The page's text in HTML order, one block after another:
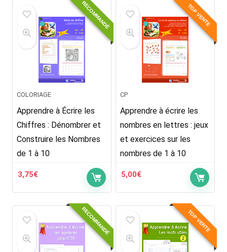
RECOMMANDÉ
COLORIAGE
Apprendre à Écrire les
Chiffres : Dénombrer et
Construire les Nombres
de 1 à 10
3,75€
TOP VENTE
CP
Apprendre à écrire les
nombres en lettres : jeux
et exercices sur les
nombres de 1 à 10
5,00€
RECOMMANDÉ TOP VENTE